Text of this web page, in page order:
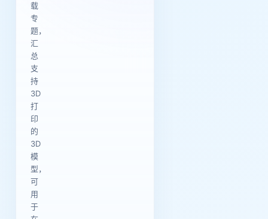
载
专
题，
汇
总
支
持
3D
打
印
的
3D
模
型，
可
用
于